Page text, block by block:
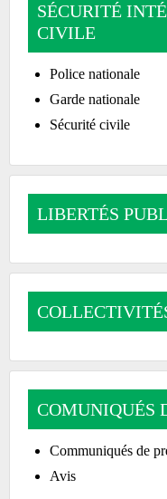
SÉCURITÉ
CIVILE
Police nationale
Garde nationale
Sécurité civile
LIBERTÉS
COMUNIQUÉS
Communiqués de
Avis